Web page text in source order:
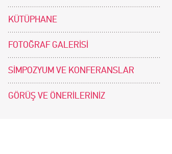
KÜTÜPHANE
FOTOĞRAF GALERİSİ
SİMPOZYUM VE KONFERANSLAR
GÖRÜŞ VE ÖNERİLERİNİZ